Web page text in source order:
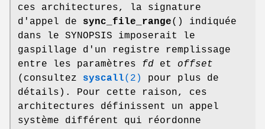
ces architectures, la signature
d'appel de sync_file_range() indiquée
dans le SYNOPSIS imposerait le
gaspillage d'un registre remplissage
entre les paramètres fd et offset
(consultez syscall(2)
pour plus de
détails). Pour cette raison, ces
architectures définissent un appel
système différent qui réordonne